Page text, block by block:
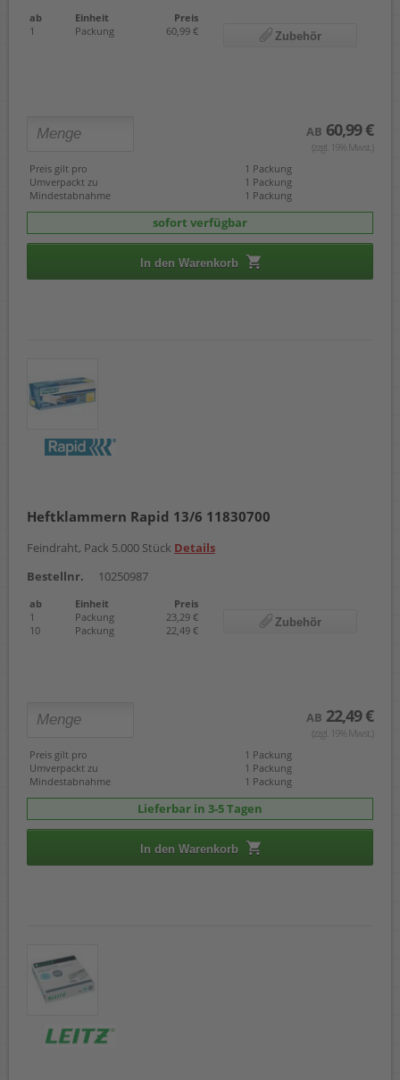
ab Einheit
Preis
1
Packung 60,99 € Zubehör
AB 60,99 €
(zzgl. 19% Mwst.)
Preis gilt pro
1 Packung
Umverpackt zu
1 Packung
Mindestabnahme
1 Packung
sofort verfügbar
In den Warenkorb
Heftklammern Rapid 13/6 11830700
Feindraht, Pack 5.000 Stück Details
Bestellnr.
10250987
ab Einheit
Preis
1
Packung
23,29 €
10
Packung 22,49 €
Zubehör
AB 22,49 €
(zzgl. 19% Mwst.)
Preis gilt pro
1 Packung
Umverpackt zu
1 Packung
Mindestabnahme
1 Packung
Lieferbar in 3-5 Tagen
In den Warenkorb